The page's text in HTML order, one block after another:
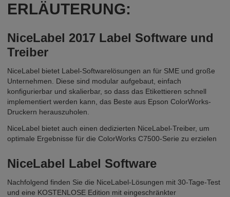
ERLÄUTERUNG:
NiceLabel 2017 Label Software und
Treiber
NiceLabel bietet Label-Softwarelösungen an für SME und große
Unternehmen. Diese sind modular aufgebaut, einfach
konfigurierbar und skalierbar, so dass das Etikettieren schnell
implementiert werden kann, das Beste aus Epson ColorWorks-
Druckern herauszuholen.
NiceLabel bietet auch einen dedizierten NiceLabel-Treiber, um
optimale Ergebnisse für die ColorWorks C7500-Serie zu erzielen
NiceLabel Label Software
Nachfolgend finden Sie die NiceLabel-Lösungen mit 30-Tage-Test
und eine KOSTENLOSE Edition mit eingeschränkter